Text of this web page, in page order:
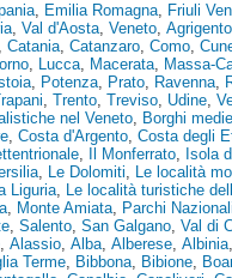
, Emilia Romagna, Friuli
, Val d'Aosta, Veneto, Agrigento
Catania, Catanzaro, Como,
, Lucca, Macerata, Massa-
, Potenza, Prato, Ravenna,
, Trento, Treviso, Udine,
nel Veneto, Borghi
, Costa d'Argento, Costa degli
, Il Monferrato, Isola
, Le Dolomiti, Le località
Liguria, Le località turistiche
, Monte Amiata, Parchi
, Salento, San Galgano, Val di
, Alassio, Alba, Alberese, Albinia
Terme, Bibbona, Bibione,